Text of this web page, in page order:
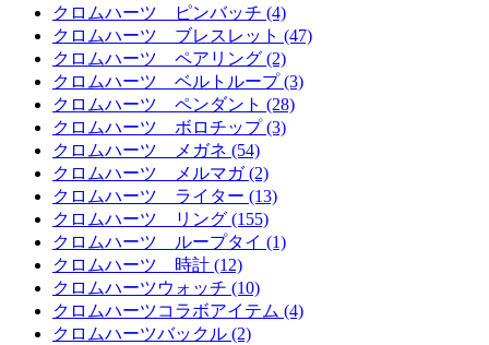
クロムハーツ ピンバッチ (4)
クロムハーツ ブレスレット (47)
クロムハーツ ペアリング (2)
クロムハーツ ベルトループ (3)
クロムハーツ ペンダント (28)
クロムハーツ ボロチップ (3)
クロムハーツ メガネ (54)
クロムハーツ メルマガ (2)
クロムハーツ ライター (13)
クロムハーツ リング (155)
クロムハーツ ループタイ (1)
クロムハーツ 時計 (12)
クロムハーツウォッチ (10)
クロムハーツコラボアイテム (4)
クロムハーツバックル (2)